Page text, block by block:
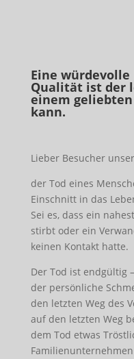
Eine
Qualität ist der
einem
kann.
Lieber Besucher
der Tod eines
Einschnitt in das
Sei es, dass ein
stirbt oder ein
keinen Kontakt hatte.
Der Tod ist endgültig
der persönliche
den letzten Weg des
auf den letzten Weg
dem Tod etwas